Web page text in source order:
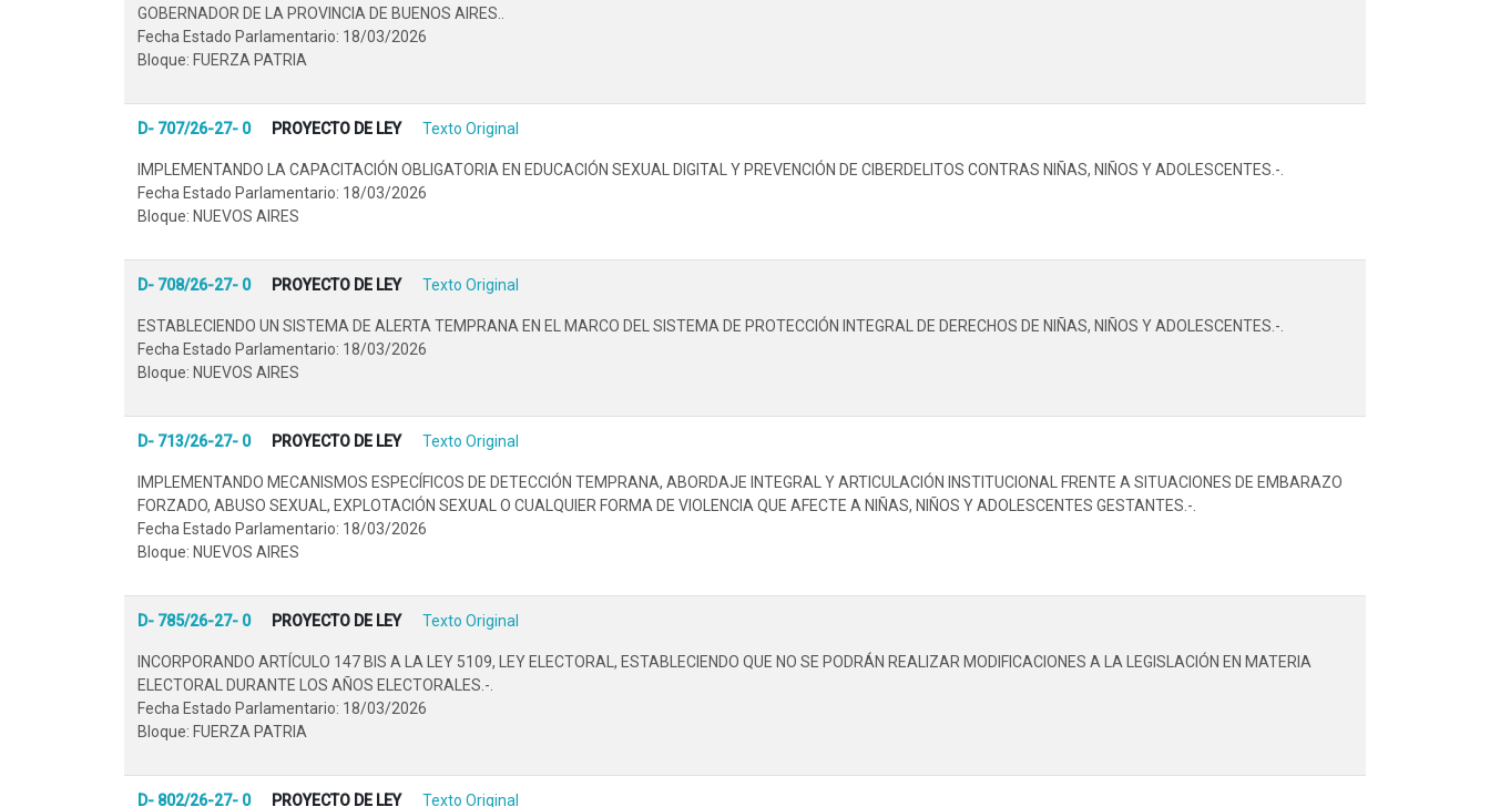
GOBERNADOR DE LA PROVINCIA DE BUENOS AIRES..
Fecha Estado Parlamentario: 18/03/2026
Bloque: FUERZA PATRIA
D- 707/26-27- 0 PROYECTO DE LEY Texto Original
IMPLEMENTANDO LA CAPACITACIÓN OBLIGATORIA EN EDUCACIÓN SEXUAL DIGITAL Y PREVENCIÓN DE CIBERDELITOS CONTRAS NIÑAS, NIÑOS Y ADOLESCENTES.-.
Fecha Estado Parlamentario: 18/03/2026
Bloque: NUEVOS AIRES
D- 708/26-27- 0 PROYECTO DE LEY Texto Original
ESTABLECIENDO UN SISTEMA DE ALERTA TEMPRANA EN EL MARCO DEL SISTEMA DE PROTECCIÓN INTEGRAL DE DERECHOS DE NIÑAS, NIÑOS Y ADOLESCENTES.-.
Fecha Estado Parlamentario: 18/03/2026
Bloque: NUEVOS AIRES
D- 713/26-27- 0 PROYECTO DE LEY Texto Original
IMPLEMENTANDO MECANISMOS ESPECÍFICOS DE DETECCIÓN TEMPRANA, ABORDAJE INTEGRAL Y ARTICULACIÓN INSTITUCIONAL FRENTE A SITUACIONES DE EMBARAZO
FORZADO, ABUSO SEXUAL, EXPLOTACIÓN SEXUAL O CUALQUIER FORMA DE VIOLENCIA QUE AFECTE A NIÑAS, NIÑOS Y ADOLESCENTES GESTANTES.-.
Fecha Estado Parlamentario: 18/03/2026
Bloque: NUEVOS AIRES
D- 785/26-27- 0 PROYECTO DE LEY Texto Original
INCORPORANDO ARTÍCULO 147 BIS A LA LEY 5109, LEY ELECTORAL, ESTABLECIENDO QUE NO SE PODRÁN REALIZAR MODIFICACIONES A LA LEGISLACIÓN EN MATERIA
ELECTORAL DURANTE LOS AÑOS ELECTORALES.-.
Fecha Estado Parlamentario: 18/03/2026
Bloque: FUERZA PATRIA
D- 802/26-27- 0 PROYECTO DE LEY Texto Original